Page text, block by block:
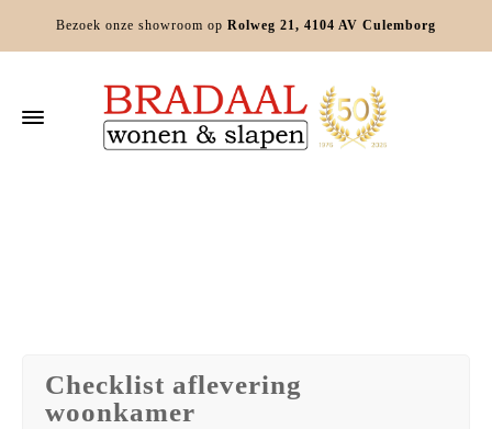
Bezoek onze showroom op Rolweg 21, 4104 AV Culemborg
Checklist aflevering
woonkamer